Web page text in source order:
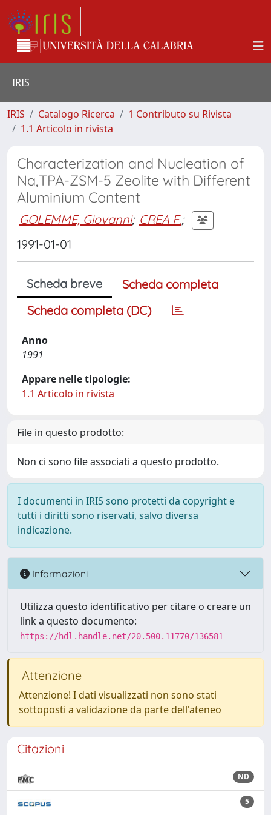
IRIS
IRIS Catalogo Ricerca
1 Contributo su Rivista
1.1 Articolo in rivista
Characterization and Nucleation of
Na,TPA-ZSM-5 Zeolite with Different
Aluminium Content
GOLEMME, Giovanni; CREA F.;
1991-01-01
Scheda breve
Scheda completa
Scheda completa (DC)
Anno
1991
Appare nelle tipologie:
1.1 Articolo in rivista
File in questo prodotto:
Non ci sono file associati a questo prodotto.
I documenti in IRIS sono protetti da copyright e
tutti i diritti sono riservati, salvo diversa
indicazione.
Informazioni
Utilizza questo identificativo per citare o creare un
link a questo documento:
https://hdl.handle.net/20.500.11770/136581
Attenzione
Attenzione! I dati visualizzati non sono stati
sottoposti a validazione da parte dell'ateneo
Citazioni
ND
5